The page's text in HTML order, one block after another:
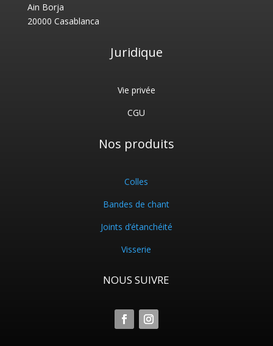
Ain Borja
20000 Casablanca
Juridique
Vie privée
CGU
Nos produits
Colles
Bandes de chant
Joints d’étanchéité
Visserie
NOUS SUIVRE